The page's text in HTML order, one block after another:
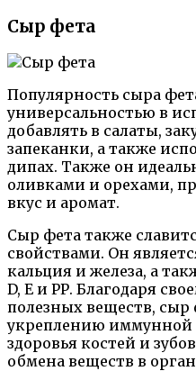
Сыр фета
Популярность сыра
универсальностью в
добавлять в салаты,
запеканки, а также
дипах. Также он
оливками и орехами,
вкус и аромат.
Сыр фета также
свойствами. Он
кальция и железа, а
D, Е и РР. Благодаря
полезных веществ, сыр
укреплению
здоровья костей и
обмена веществ в